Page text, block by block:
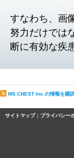
すなわち、画
努力だけでは
断に有効な疾
MS.CHEST Inc.の情報を購
サイトマップ｜ プライバシー